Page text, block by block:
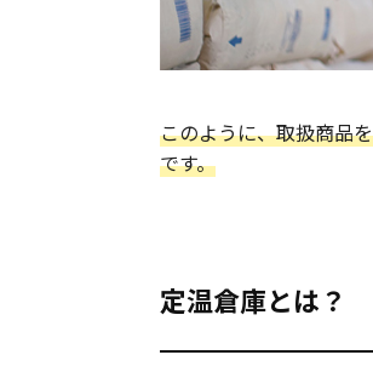
このように、取扱商品
です。
定温倉庫とは？